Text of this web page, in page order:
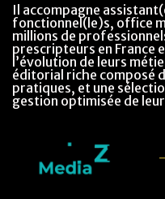
Il accompagne
fonctionnel(le)s, office
millions de
prescripteurs en France
l’évolution de leurs
éditorial riche composé
pratiques, et une
gestion optimisée de